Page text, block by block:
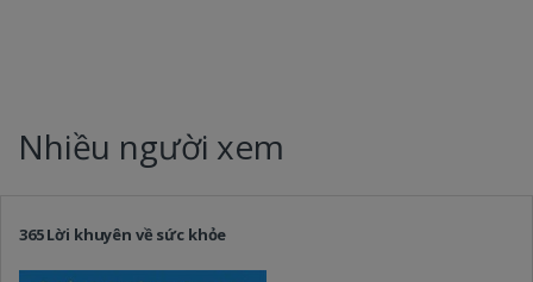
Nhiều người xem
365 Lời khuyên về sức khỏe